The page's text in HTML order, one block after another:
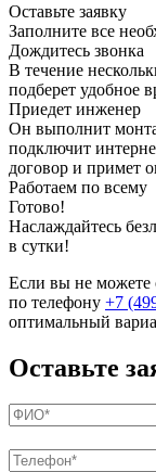
Оставьте заявку
Заполните все
Дождитесь звонка
В течение
подберет удобное
Приедет инженер
Он выполнит
подключит
договор и примет
Работаем по всему
Готово!
Наслаждайтесь
в сутки!
Если вы не можете
по телефону +7
оптимальный
Оставьте